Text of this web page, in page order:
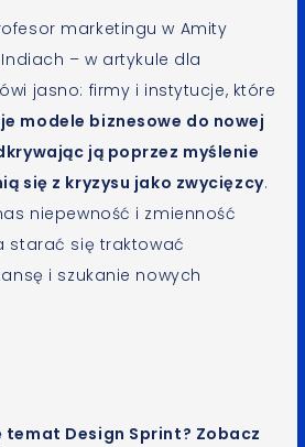
marketingu w Amity
– w artykule dla
jasno: firmy i instytucje, które
modele biznesowe do nowej
ją poprzez myślenie
się z kryzysu jako zwycięzcy.
niepewność i zmienność
starać się traktować
i szukanie nowych
temat Design Sprint? Zobacz